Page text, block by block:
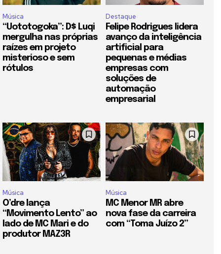
Música
“Uototogoka”: D$ Luqi
mergulha nas próprias
raízes em projeto
misterioso e sem
rótulos
Destaque
Felipe Rodrigues lidera
avanço da inteligência
artificial para
pequenas e médias
empresas com
soluções de
automação
empresarial
Música
O’dre lança
“Movimento Lento” ao
lado de MC Mari e do
produtor MAZ3R
Música
MC Menor MR abre
nova fase da carreira
com “Toma Juízo 2”